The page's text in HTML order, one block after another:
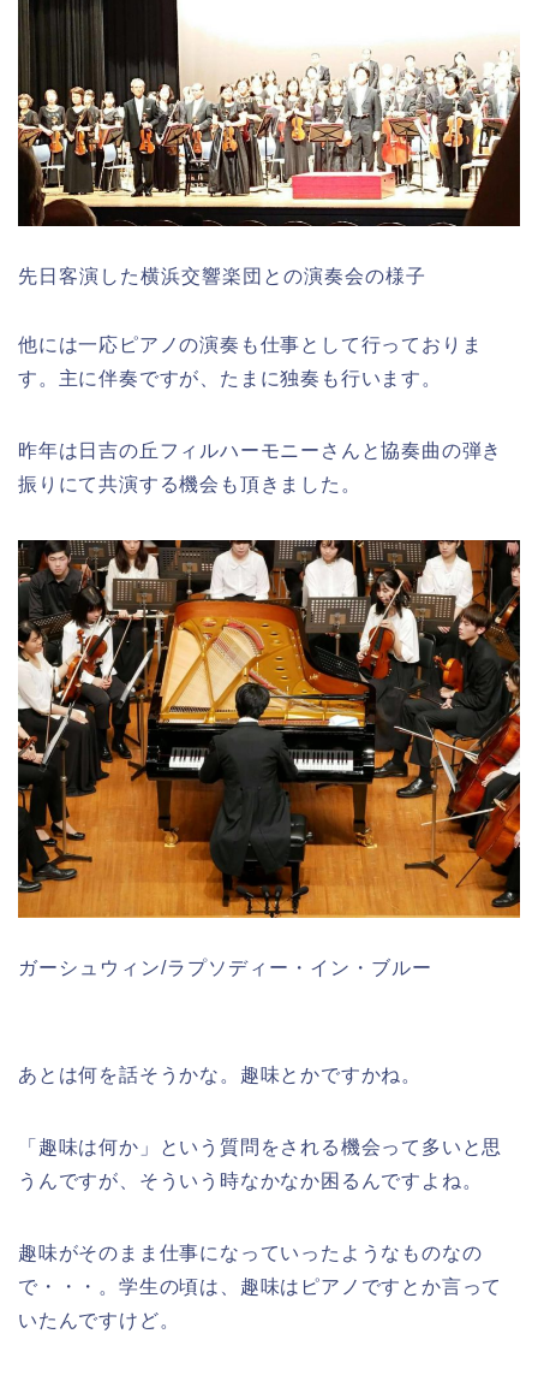
先日客演した横浜交響楽団との演奏会の様子
他には一応ピアノの演奏も仕事として行っておりま
す。主に伴奏ですが、たまに独奏も行います。
昨年は日吉の丘フィルハーモニーさんと協奏曲の弾き
振りにて共演する機会も頂きました。
ガーシュウィン/ラプソディー・イン・ブルー
あとは何を話そうかな。趣味とかですかね。
「趣味は何か」という質問をされる機会って多いと思
うんですが、そういう時なかなか困るんですよね。
趣味がそのまま仕事になっていったようなものなの
で・・・。学生の頃は、趣味はピアノですとか言って
いたんですけど。